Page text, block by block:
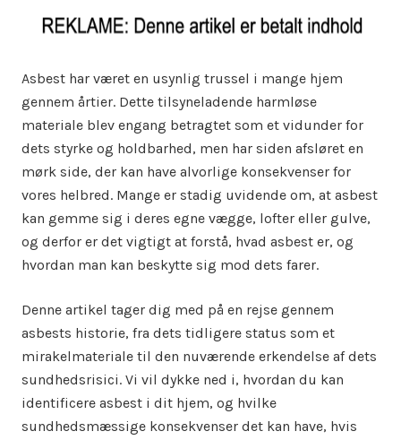
Asbest har været en usynlig trussel i mange hjem
gennem årtier. Dette tilsyneladende harmløse
materiale blev engang betragtet som et vidunder for
dets styrke og holdbarhed, men har siden afsløret en
mørk side, der kan have alvorlige konsekvenser for
vores helbred. Mange er stadig uvidende om, at asbest
kan gemme sig i deres egne vægge, lofter eller gulve,
og derfor er det vigtigt at forstå, hvad asbest er, og
hvordan man kan beskytte sig mod dets farer.
Denne artikel tager dig med på en rejse gennem
asbests historie, fra dets tidligere status som et
mirakelmateriale til den nuværende erkendelse af dets
sundhedsrisici. Vi vil dykke ned i, hvordan du kan
identificere asbest i dit hjem, og hvilke
sundhedsmæssige konsekvenser det kan have, hvis